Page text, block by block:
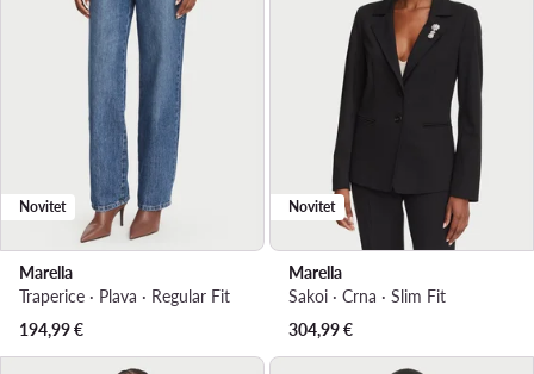
Novitet
Marella
Traperice · Plava · Regular Fit
194,99€
Novitet
Marella
Sakoi · Crna · Slim Fit
304,99€